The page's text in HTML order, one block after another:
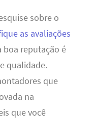
sobre o
as avaliações
boa reputação é
qualidade.
que
na
que você